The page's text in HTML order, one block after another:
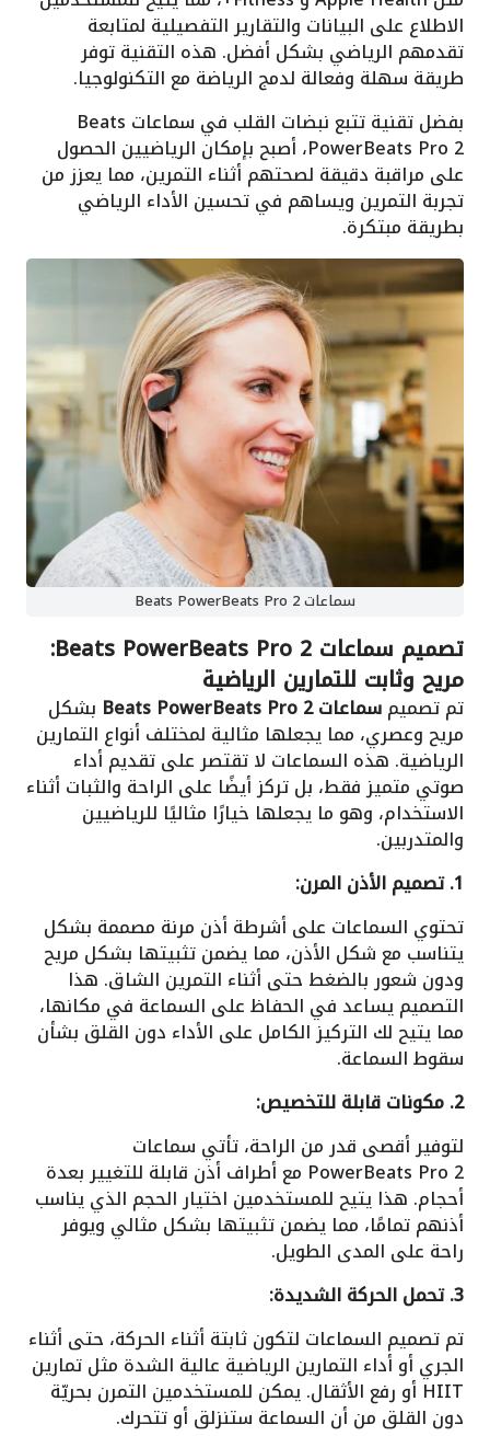
الاطلاع على البيانات والتقارير التفصيلية لمتابعة
تقدمهم الرياضي بشكل أفضل. هذه التقنية توفر
طريقة سهلة وفعالة لدمج الرياضة مع التكنولوجيا.
بفضل تقنية تتبع نبضات القلب في سماعات Beats
PowerBeats Pro 2، أصبح بإمكان الرياضيين الحصول
على مراقبة دقيقة لصحتهم أثناء التمرين، مما يعزز من
تجربة التمرين ويساهم في تحسين الأداء الرياضي
بطريقة مبتكرة.
سماعات Beats PowerBeats Pro 2
تصميم سماعات Beats PowerBeats Pro 2:
مريح وثابت للتمارين الرياضية
تم تصميمسماعات Beats PowerBeats Pro 2 بشكل
مريح وعصري، مما يجعلها مثالية لمختلف أنواع التمارين
الرياضية. هذه السماعات لا تقتصر على تقديم أداء
صوتي متميز فقط، بل تركز أيضًا على الراحة والثبات أثناء
الاستخدام، وهو ما يجعلها خيارًا مثاليًا للرياضيين
والمتدربين.
1. تصميم الأذن المرن:
تحتوي السماعات على أشرطة أذن مرنة مصممة بشكل
يتناسب مع شكل الأذن، مما يضمن تثبيتها بشكل مريح
ودون شعور بالضغط حتى أثناء التمرين الشاق. هذا
التصميم يساعد في الحفاظ على السماعة في مكانها،
مما يتيح لك التركيز الكامل على الأداء دون القلق بشأن
سقوط السماعة.
2. مكونات قابلة للتخصيص:
لتوفير أقصى قدر من الراحة، تأتي سماعات
PowerBeats Pro 2 مع أطراف أذن قابلة للتغيير بعدة
أحجام. هذا يتيح للمستخدمين اختيار الحجم الذي يناسب
أذنهم تمامًا، مما يضمن تثبيتها بشكل مثالي ويوفر
راحة على المدى الطويل.
3. تحمل الحركة الشديدة:
تم تصميم السماعات لتكون ثابتة أثناء الحركة، حتى أثناء
الجري أو أداء التمارين الرياضية عالية الشدة مثل تمارين
HIIT أو رفع الأثقال. يمكن للمستخدمين التمرن بحريّة
دون القلق من أن السماعة ستنزلق أو تتحرك.